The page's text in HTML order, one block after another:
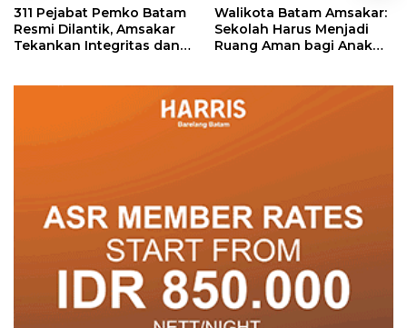
311 Pejabat Pemko Batam
Resmi Dilantik, Amsakar
Tekankan Integritas dan
Walikota Batam Amsakar:
Sekolah Harus Menjadi
Ruang Aman bagi Anak